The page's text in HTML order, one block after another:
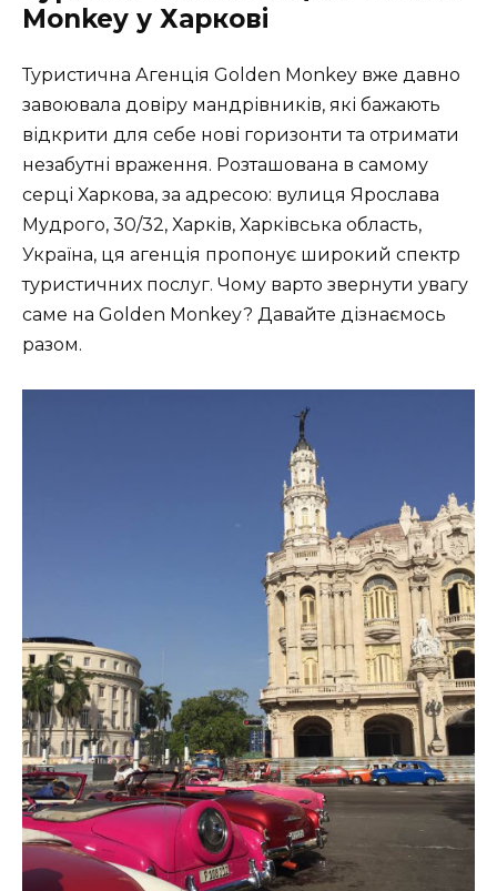
Monkey у Харкові
Туристична Агенція Golden Monkey вже давно
завоювала довіру мандрівників, які бажають
відкрити для себе нові горизонти та отримати
незабутні враження. Розташована в самому
серці Харкова, за адресою: вулиця Ярослава
Мудрого, 30/32, Харків, Харківська область,
Україна, ця агенція пропонує широкий спектр
туристичних послуг. Чому варто звернути увагу
саме на Golden Monkey? Давайте дізнаємось
разом.